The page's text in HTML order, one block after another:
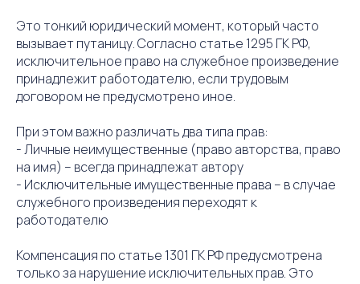
Это тонкий юридический момент, который часто
вызывает путаницу. Согласно статье 1295 ГК РФ,
исключительное право на служебное произведение
принадлежит работодателю, если трудовым
договором не предусмотрено иное.
При этом важно различать два типа прав:
- Личные неимущественные (право авторства, право
на имя) – всегда принадлежат автору
- Исключительные имущественные права – в случае
служебного произведения переходят к
работодателю
Компенсация по статье 1301 ГК РФ предусмотрена
только за нарушение исключительных прав. Это